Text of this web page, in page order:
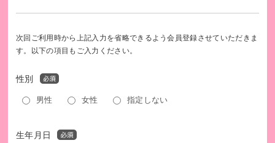
次回ご利用時から上記入力を省略できるよう会員登録させていただきま
す。以下の項目もご入力ください。
性別
男性 女性 指定しない
生年月日